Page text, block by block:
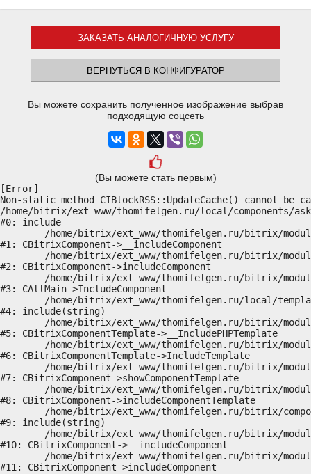
ЗАКАЗАТЬ АНАЛОГИЧНУЮ УСЛУГУ
ВЕРНУТЬСЯ В КОНФИГУРАТОР
Вы можете сохранить полученное изображение выбрав
подходящую соцсеть
(Вы можете стать первым)
[Error]
Non-static method CIBlockRSS::UpdateCache() cannot
/home/bitrix/ext_www/thomifelgen.ru/local/components/
#0: include
#1: CBitrixComponent->__includeComponent
#2: CBitrixComponent->includeComponent
#3: CAllMain->IncludeComponent
#4: include(string)
#5: CBitrixComponentTemplate->__IncludePHPTemplate
#6: CBitrixComponentTemplate->IncludeTemplate
#7: CBitrixComponent->showComponentTemplate
#8: CBitrixComponent->includeComponentTemplate
#9: include(string)
#10: CBitrixComponent->__includeComponent
#11: CBitrixComponent->includeComponent